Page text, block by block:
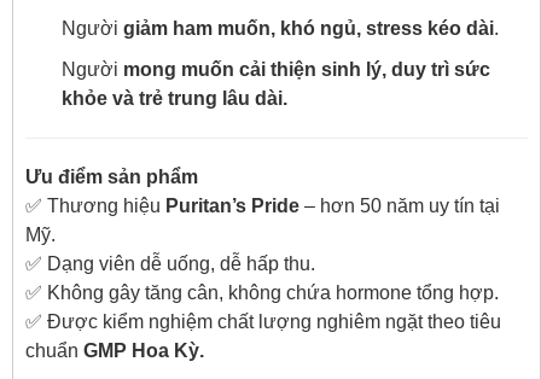
Người giảm ham muốn, khó ngủ, stress kéo dài.
Người mong muốn cải thiện sinh lý, duy trì sức
khỏe và trẻ trung lâu dài.
Ưu điểm sản phẩm
✅ Thương hiệu Puritan’s Pride – hơn 50 năm uy tín tại
Mỹ.
✅ Dạng viên dễ uống, dễ hấp thu.
✅ Không gây tăng cân, không chứa hormone tổng hợp.
✅ Được kiểm nghiệm chất lượng nghiêm ngặt theo tiêu
chuẩn GMP Hoa Kỳ.